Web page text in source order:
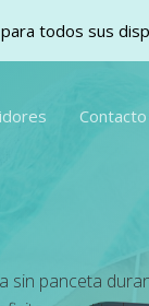
Contacto
sin panceta
todos sus